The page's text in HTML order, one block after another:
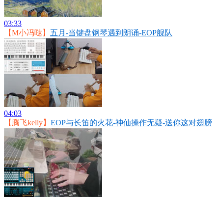
03:33
【M小冯哒】 五月-当键盘钢琴遇到朗诵-EOP舰队
04:03
【腾飞kelly】 EOP与长笛的火花-神仙操作无疑-送你这对翅膀